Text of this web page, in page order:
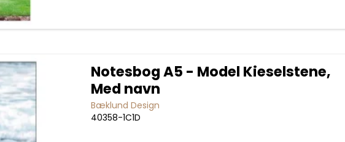
Notesbog A5 - Model Kieselstene,
Med navn
Bæklund Design
40358-1C1D